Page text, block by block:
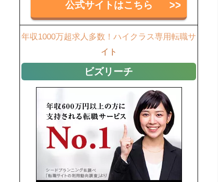
公式サイトはこちら
年収1000万超求人多数！ハイクラス専用転職サ
イト
ビズリーチ